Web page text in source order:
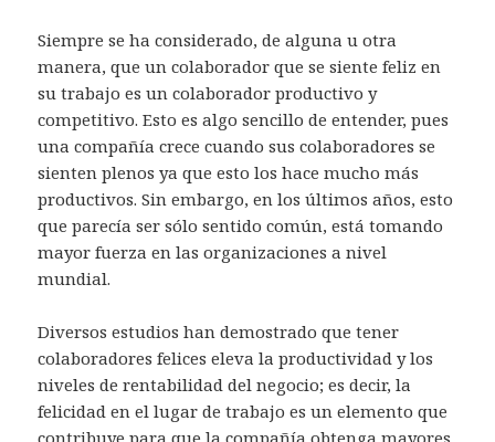
Siempre se ha considerado, de alguna u otra
manera, que un colaborador que se siente feliz en
su trabajo es un colaborador productivo y
competitivo. Esto es algo sencillo de entender, pues
una compañía crece cuando sus colaboradores se
sienten plenos ya que esto los hace mucho más
productivos. Sin embargo, en los últimos años, esto
que parecía ser sólo sentido común, está tomando
mayor fuerza en las organizaciones a nivel
mundial.
Diversos estudios han demostrado que tener
colaboradores felices eleva la productividad y los
niveles de rentabilidad del negocio; es decir, la
felicidad en el lugar de trabajo es un elemento que